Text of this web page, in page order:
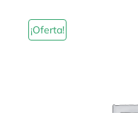
¡Oferta!